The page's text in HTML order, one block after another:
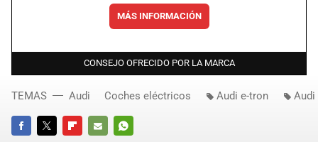
MÁS INFORMACIÓN
CONSEJO OFRECIDO POR LA MARCA
TEMAS Audi Coches eléctricos Audi e-tron Audi